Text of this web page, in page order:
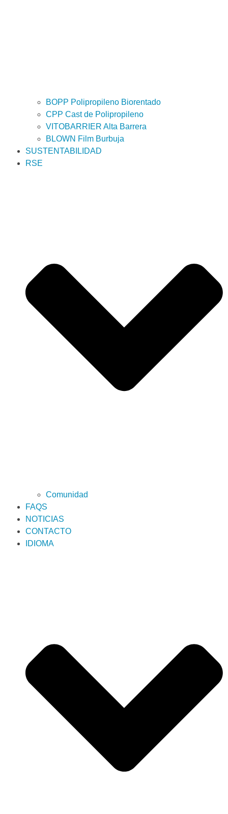
BOPP Polipropileno Biorentado
CPP Cast de Polipropileno
VITOBARRIER Alta Barrera
BLOWN Film Burbuja
SUSTENTABILIDAD
RSE
Comunidad
FAQS
NOTICIAS
CONTACTO
IDIOMA